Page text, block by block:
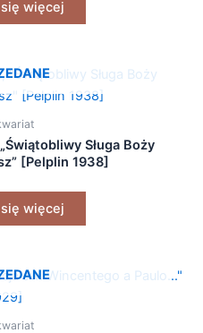
więcej
Sługa Boży
[Pelplin 1938]
więcej